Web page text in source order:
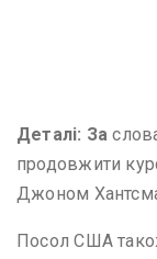
Деталі: За
продовжити
Джоном
Посол США